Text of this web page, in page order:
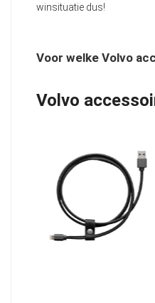
winsituatie dus!
Voor welke Volvo
Volvo